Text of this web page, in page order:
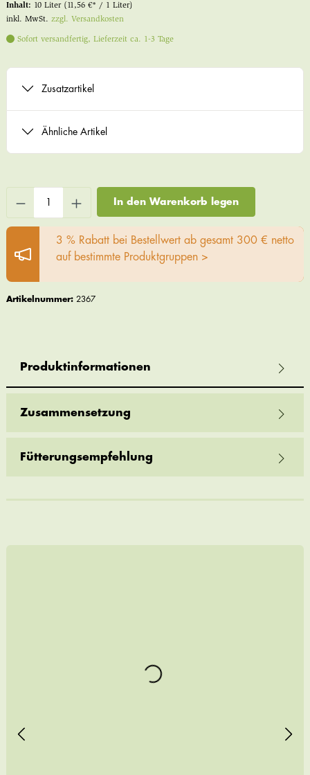
Inhalt: 10 Liter (11,56 €* / 1 Liter)
inkl. MwSt. zzgl. Versandkosten
Sofort versandfertig, Lieferzeit ca. 1-3 Tage
Zusatzartikel
Ähnliche Artikel
In den Warenkorb legen
3 % Rabatt bei Bestellwert ab gesamt 300 € netto
auf bestimmte Produktgruppen >
Artikelnummer: 2367
Produktinformationen
Zusammensetzung
Fütterungsempfehlung